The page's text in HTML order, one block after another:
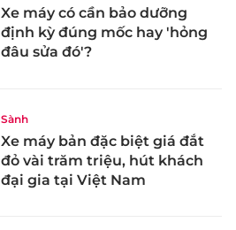
Xe máy có cần bảo dưỡng
định kỳ đúng mốc hay 'hỏng
đâu sửa đó'?
Sành
Xe máy bản đặc biệt giá đắt
đỏ vài trăm triệu, hút khách
đại gia tại Việt Nam